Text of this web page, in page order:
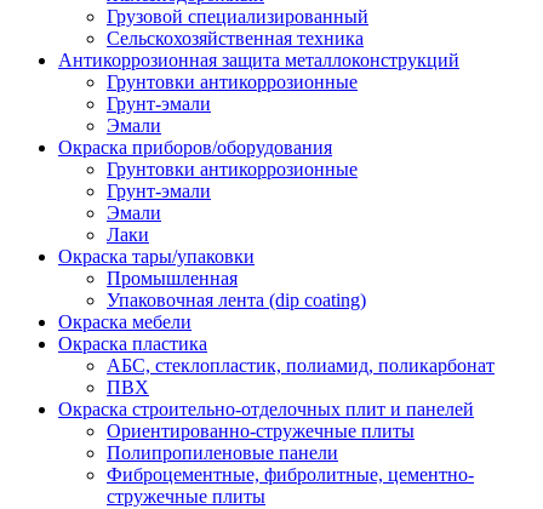
Грузовой специализированный
Сельскохозяйственная техника
Антикоррозионная защита металлоконструкций
Грунтовки антикоррозионные
Грунт-эмали
Эмали
Окраска приборов/оборудования
Грунтовки антикоррозионные
Грунт-эмали
Эмали
Лаки
Окраска тары/упаковки
Промышленная
Упаковочная лента (dip coating)
Окраска мебели
Окраска пластика
АБС, стеклопластик, полиамид, поликарбонат
ПВХ
Окраска строительно-отделочных плит и панелей
Ориентированно-стружечные плиты
Полипропиленовые панели
Фиброцементные, фибролитные, цементно-
стружечные плиты